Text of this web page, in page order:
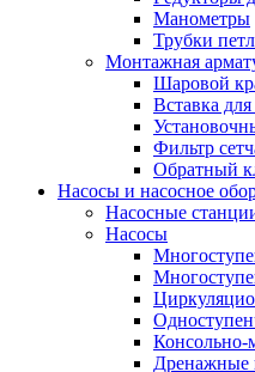
Манометры
Трубки
Монтажная
Шаровой
Вставка
Фильтр
Обратный
Насосы и насосное
Насосные
Насосы
Дренажные